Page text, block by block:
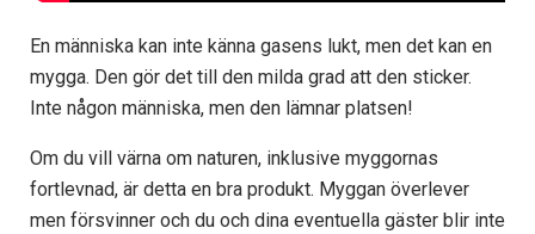
En människa kan inte känna gasens lukt, men det kan en
mygga. Den gör det till den milda grad att den sticker.
Inte någon människa, men den lämnar platsen!
Om du vill värna om naturen, inklusive myggornas
fortlevnad, är detta en bra produkt. Myggan överlever
men försvinner och du och dina eventuella gäster blir inte